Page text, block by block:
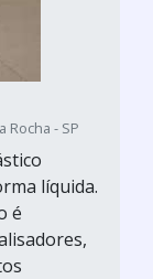
Rocha - SP
líquida.
é